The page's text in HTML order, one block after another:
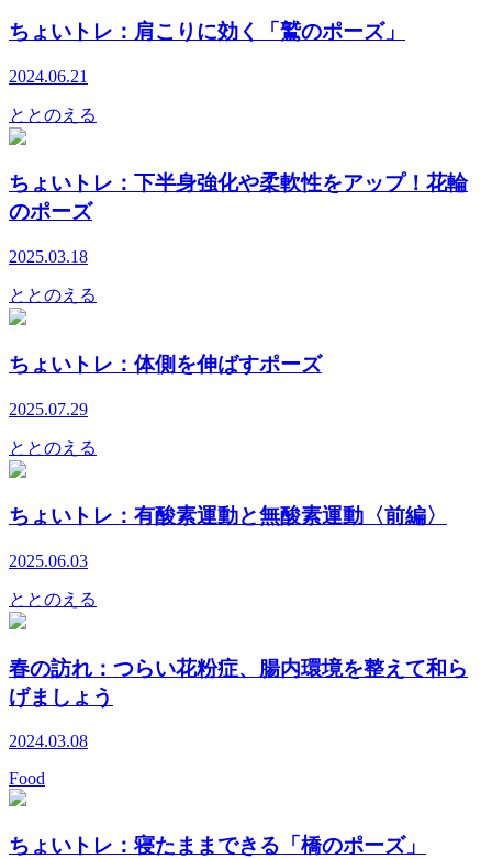
ちょいトレ：肩こりに効く「鷲のポーズ」
2024.06.21
ととのえる
ちょいトレ：下半身強化や柔軟性をアップ！花輪
のポーズ
2025.03.18
ととのえる
ちょいトレ：体側を伸ばすポーズ
2025.07.29
ととのえる
ちょいトレ：有酸素運動と無酸素運動〈前編〉
2025.06.03
ととのえる
春の訪れ：つらい花粉症、腸内環境を整えて和ら
げましょう
2024.03.08
Food
ちょいトレ：寝たままできる「橋のポーズ」